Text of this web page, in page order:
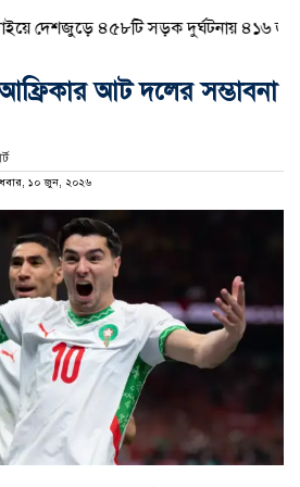
৪৫৮টি সড়ক দুর্ঘটনায় ৪১৬ জন নিহত
আফ্রিকার আট দলের সম্ভাবনা
১০ জুন, ২০২৬